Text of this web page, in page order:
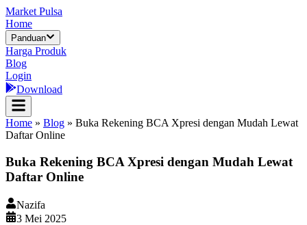
Market Pulsa
Home
Panduan
Harga Produk
Blog
Login
Download
Home » Blog » Buka Rekening BCA Xpresi dengan Mudah Lewat
Daftar Online
Buka Rekening BCA Xpresi dengan Mudah Lewat
Daftar Online
Nazifa
3 Mei 2025